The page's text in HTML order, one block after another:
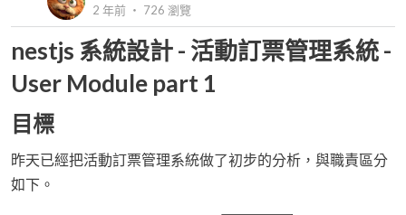
2 年前 ‧ 726 瀏覽
nestjs 系統設計 - 活動訂票管理系統 -
User Module part 1
目標
昨天已經把活動訂票管理系統做了初步的分析，與職責區分
如下。